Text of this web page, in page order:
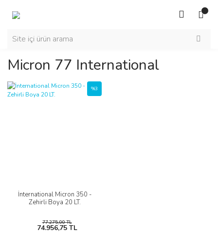
Micron 77 International
İnternational Micron 350 -
Zehirli Boya 20 LT.
%3
77.275,00 TL
74.956,75 TL